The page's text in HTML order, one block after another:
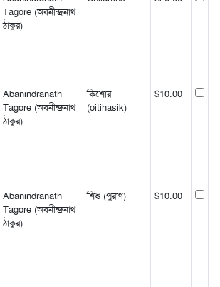
Tagore (অবনীন্দ্রনাথ
ঠাকুর)
Abanindranath
Tagore (অবনীন্দ্রনাথ
ঠাকুর)
কিশোর
(oitihasik)
$10.00
Abanindranath
Tagore (অবনীন্দ্রনাথ
ঠাকুর)
শিশু (পুরাণ) $10.00